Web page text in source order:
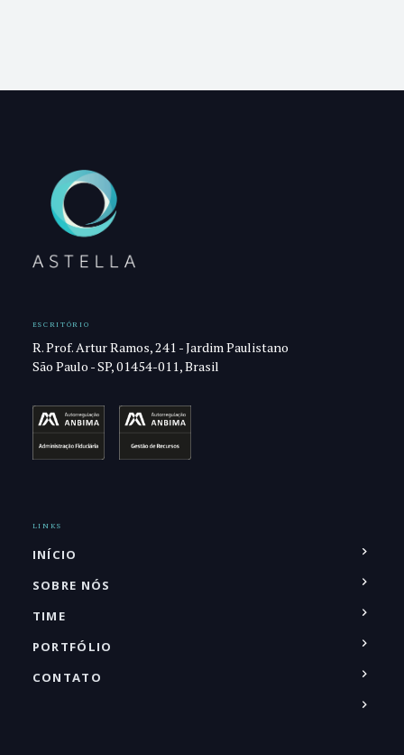
ESCRITÓRIO
R. Prof. Artur Ramos, 241 - Jardim Paulistano
São Paulo - SP, 01454-011, Brasil
LINKS
INÍCIO
SOBRE NÓS
TIME
PORTFÓLIO
CONTATO